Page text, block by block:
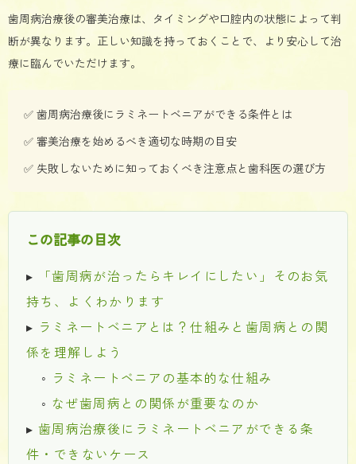
歯周病治療後の審美治療は、タイミングや口腔内の状態によって判
断が異なります。正しい知識を持っておくことで、より安心して治
療に臨んでいただけます。
✅ 歯周病治療後にラミネートベニアができる条件とは
✅ 審美治療を始めるべき適切な時期の目安
✅ 失敗しないために知っておくべき注意点と歯科医の選び方
この記事の目次
▸
「歯周病が治ったらキレイにしたい」そのお気
持ち、よくわかります
▸ ラミネートベニアとは？仕組みと歯周病との関
係を理解しよう
◦ ラミネートベニアの基本的な仕組み
◦ なぜ歯周病との関係が重要なのか
▸ 歯周病治療後にラミネートベニアができる条
件・できないケース